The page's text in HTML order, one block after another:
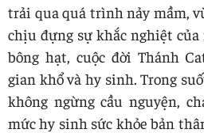
trải qua quá trình nảy mầm,
chịu đựng sự khắc nghiệt
bông hạt, cuộc đời Thánh
gian khổ và hy sinh. Trong
không ngừng cầu nguyện,
mức hy sinh sức khỏe bản